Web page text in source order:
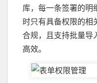
库，每一条签署的明
时只有具备权限的相
合规，且支持批量导
高效。